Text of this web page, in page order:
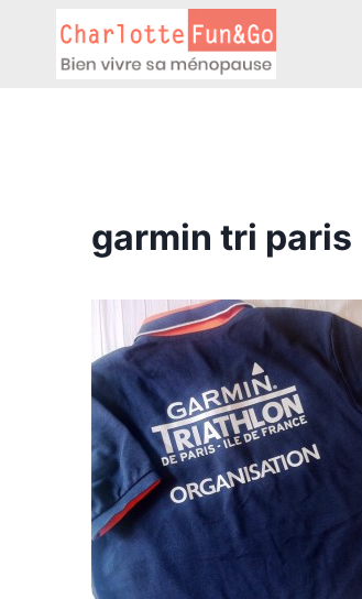
contenu
garmin tri paris